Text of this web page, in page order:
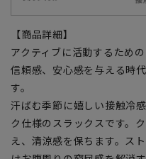
【商品詳細】
アクティブに活動するため
信頼感、安心感を与える時
す。
汗ばむ季節に嬉しい接触冷
ク仕様のスラックスです。
え、清涼感を保ちます。ス